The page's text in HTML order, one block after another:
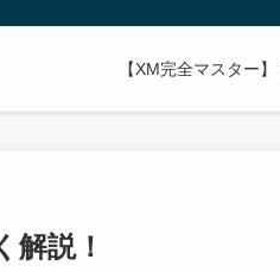
【XM完全マスター
解説！